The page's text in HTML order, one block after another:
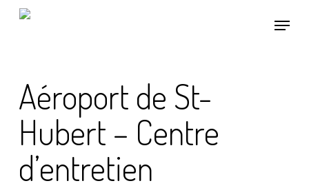
Skip
Menu
Aéroport de St-
Hubert – Centre
d’entretien